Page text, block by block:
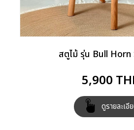
สตูไม้ รุ่น Bull Horn
5,900
ดูรายละเอี